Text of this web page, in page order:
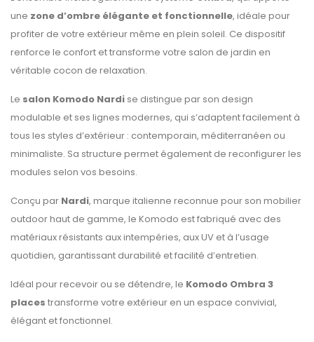
une zone d’ombre élégante et fonctionnelle, idéale pour
profiter de votre extérieur même en plein soleil. Ce dispositif
renforce le confort et transforme votre salon de jardin en
véritable cocon de relaxation.
Le salon Komodo Nardi se distingue par son design
modulable et ses lignes modernes, qui s’adaptent facilement à
tous les styles d’extérieur : contemporain, méditerranéen ou
minimaliste. Sa structure permet également de reconfigurer les
modules selon vos besoins.
Conçu par Nardi, marque italienne reconnue pour son mobilier
outdoor haut de gamme, le Komodo est fabriqué avec des
matériaux résistants aux intempéries, aux UV et à l’usage
quotidien, garantissant durabilité et facilité d’entretien.
Idéal pour recevoir ou se détendre, le Komodo Ombra 3
places transforme votre extérieur en un espace convivial,
élégant et fonctionnel.